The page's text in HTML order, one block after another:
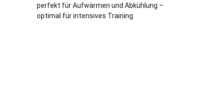
perfekt für Aufwärmen und Abkühlung –
optimal für intensives Training.